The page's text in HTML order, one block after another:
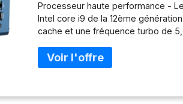
d'entreprise
Processeur haute performance -
Intel core i9 de la 12ème
cache et une fréquence turbo de
votre travail quotidien, y compris
plus encore Grande mémoire et
rapide que la RAM de 2666 MHz